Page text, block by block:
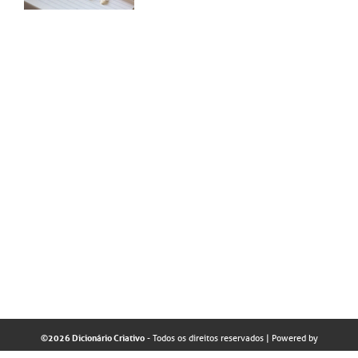
©2026 Dicionário Criativo- Todos os direitos reservados| Powered by